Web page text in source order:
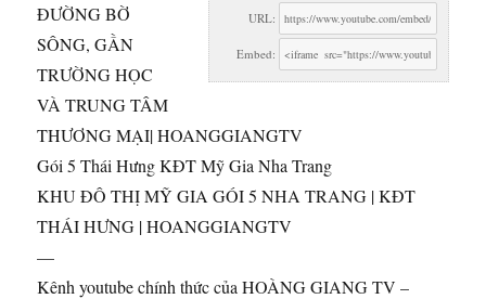
URL:
Embed:
ĐƯỜNG BỜ
SÔNG, GẦN
TRƯỜNG HỌC
VÀ TRUNG TÂM
THƯƠNG MẠI| HOANGGIANGTV
Gói5 Thái Hưng KĐT Mỹ Gia Nha Trang
KHU ĐÔ THỊ MỸ GIA GÓI 5 NHA TRANG | KĐT
THÁI HƯNG | HOANGGIANGTV
—
Kênh youtube chính thức của HOÀNG GIANG TV –